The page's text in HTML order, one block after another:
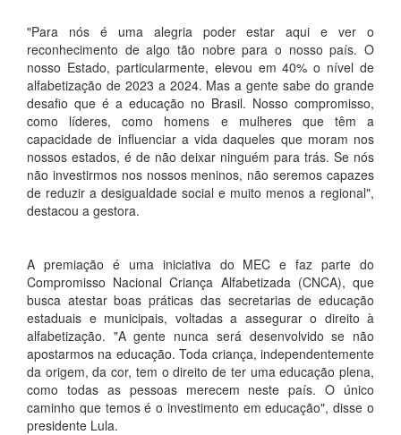
"Para nós é uma alegria poder estar aqui e ver o
reconhecimento de algo tão nobre para o nosso país. O
nosso Estado, particularmente, elevou em 40% o nível de
alfabetização de 2023 a 2024. Mas a gente sabe do grande
desafio que é a educação no Brasil. Nosso compromisso,
como líderes, como homens e mulheres que têm a
capacidade de influenciar a vida daqueles que moram nos
nossos estados, é de não deixar ninguém para trás. Se nós
não investirmos nos nossos meninos, não seremos capazes
de reduzir a desigualdade social e muito menos a regional",
destacou a gestora.
A premiação é uma iniciativa do MEC e faz parte do
Compromisso Nacional Criança Alfabetizada (CNCA), que
busca atestar boas práticas das secretarias de educação
estaduais e municipais, voltadas a assegurar o direito à
alfabetização. "A gente nunca será desenvolvido se não
apostarmos na educação. Toda criança, independentemente
da origem, da cor, tem o direito de ter uma educação plena,
como todas as pessoas merecem neste país. O único
caminho que temos é o investimento em educação", disse o
presidente Lula.